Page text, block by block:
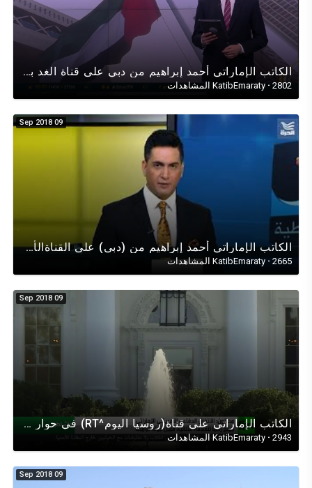
الكاتب الإماراتي أحمد إبراهيم من دبي على قناة الغد بحوارٍ عن الجانب الإنساني للإعفاءات عن المخالفين
KatibEmaraty · 2802 المشاهدات
09 Sep 2018
الكاتب الإماراتي أحمد إبراهيم من (دبي) على القناةالأمريكية الحرة من(فيرجينيا) في حوار عن الديمقراطية
KatibEmaraty · 2665 المشاهدات
09 Sep 2018
الكاتب الإماراتي على قناة(روسيا اليوم^RT) في حوار عن الإتفاقية الأمنية مع الولايات المتحدة الأمريكية
KatibEmaraty · 2943 المشاهدات
09 Sep 2018